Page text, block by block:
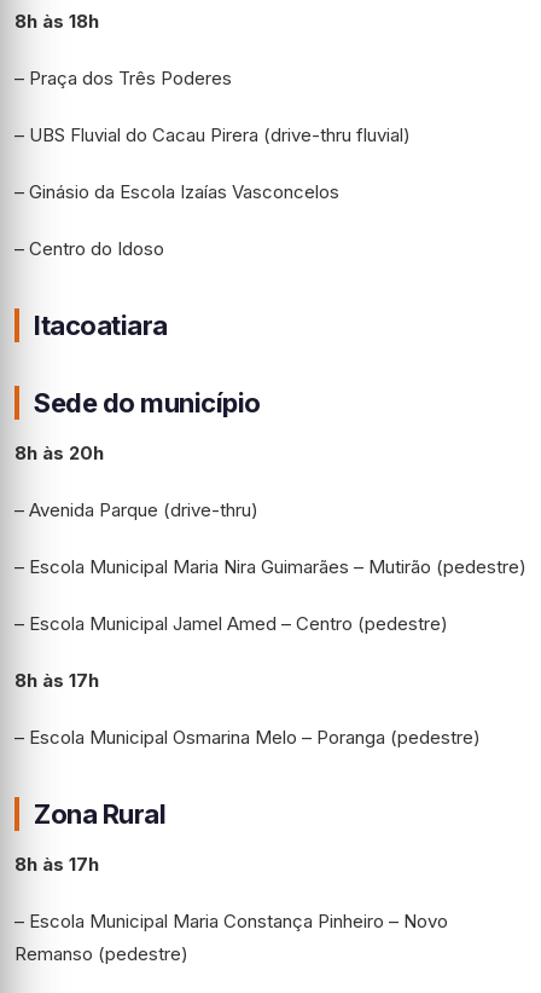
8h às 18h
– Praça dos Três Poderes
– UBS Fluvial do Cacau Pirera (drive-thru fluvial)
– Ginásio da Escola Izaías Vasconcelos
– Centro do Idoso
Itacoatiara
Sede do município
8h às 20h
– Avenida Parque (drive-thru)
– Escola Municipal Maria Nira Guimarães – Mutirão (pedestre)
– Escola Municipal Jamel Amed – Centro (pedestre)
8h às 17h
– Escola Municipal Osmarina Melo – Poranga (pedestre)
Zona Rural
8h às 17h
– Escola Municipal Maria Constança Pinheiro – Novo
Remanso (pedestre)